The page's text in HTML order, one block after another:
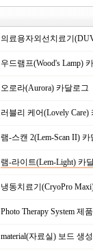
의료용자외선치료기
우드램프(Wood's Lamp)
오로라(Aurora) 카달로그
러블리 케어(Lovely Care)
램-스캔 2(Lem-Scan II) 카
램-라이트(Lem-Light) 카
냉동치료기(CryoPro
Photo Therapy System 제
material(자료실) 보드 생